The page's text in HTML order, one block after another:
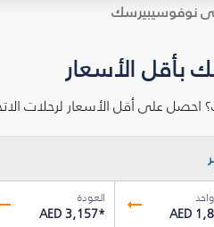
نوفوسيبيرسك
بأقل الأسعار
على أقل الأسعار لرحلات
AED
العودة
AED 3,157*